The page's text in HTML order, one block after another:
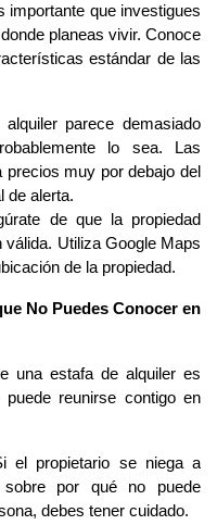
importante que investigues
planeas vivir. Conoce
estándar de las
parece demasiado
lo sea. Las
muy por debajo del
de alerta.
de que la propiedad
Utiliza Google Maps
de la propiedad.
No Puedes Conocer en
una estafa de alquiler es
reunirse contigo en
el propietario se niega a
por qué no puede
debes tener cuidado.